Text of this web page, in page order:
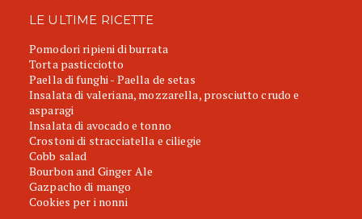
LE ULTIME RICETTE
Pomodori ripieni di burrata
Torta pasticciotto
Paella di funghi - Paella de setas
Insalata di valeriana, mozzarella, prosciutto crudo e
asparagi
Insalata di avocado e tonno
Crostoni di stracciatella e ciliegie
Cobb salad
Bourbon and Ginger Ale
Gazpacho di mango
Cookies per i nonni